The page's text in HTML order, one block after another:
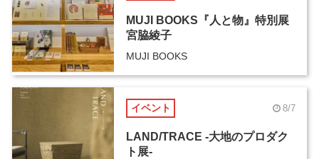
MUJI BOOKS『人と物』特別展
宮脇綾子
MUJI BOOKS
イベント 8/7
LAND/TRACE -大地のプロダク
ト展-